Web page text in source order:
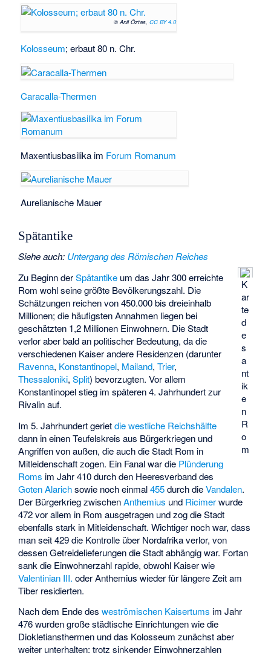
© Anil Öztas,CC BY 4.0
Kolosseum; erbaut 80 n. Chr.
Caracalla-Thermen
Maxentiusbasilika im Forum Romanum
Aurelianische Mauer
Spätantike
Siehe auch: Untergang des Römischen Reiches
K
ar
te
d
e
s
a
nt
ik
e
n
R
o
m
Zu Beginn derSpätantike um das Jahr 300 erreichte
Rom wohl seine größte Bevölkerungszahl. Die
Schätzungen reichen von 450.000 bis dreieinhalb
Millionen; die häufigsten Annahmen liegen bei
geschätzten 1,2 Millionen Einwohnern. Die Stadt
verlor aber bald an politischer Bedeutung, da die
verschiedenen Kaiser andere Residenzen (darunter
Ravenna, Konstantinopel, Mailand,Trier,
Thessaloniki,Split) bevorzugten. Vor allem
Konstantinopel stieg im späteren 4. Jahrhundert zur
Rivalin auf.
Im 5. Jahrhundert gerietdie westliche Reichshälfte
dann in einen Teufelskreis aus Bürgerkriegen und
Angriffen von außen, die auch die Stadt Rom in
Mitleidenschaft zogen. Ein Fanal war die Plünderung
Roms im Jahr 410 durch den Heeresverband des
Goten Alarichsowie noch einmal455durch dieVandalen.
Der Bürgerkrieg zwischenAnthemius und Ricimerwurde
472 vor allem in Rom ausgetragen und zog die Stadt
ebenfalls stark in Mitleidenschaft. Wichtiger noch war, dass
man seit 429 die Kontrolle über Nordafrika verlor, von
dessen Getreidelieferungen die Stadt abhängig war. Fortan
sank die Einwohnerzahl rapide, obwohl Kaiser wie
Valentinian III. oder Anthemius wieder für längere Zeit am
Tiber residierten.
Nach dem Ende desweströmischen Kaisertums im Jahr
476 wurden große städtische Einrichtungen wie die
Diokletiansthermen und das Kolosseum zunächst aber
weiter unterhalten; trotz sinkender Einwohnerzahlen